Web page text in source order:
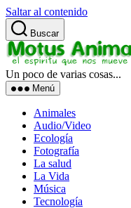
Saltar al contenido
Buscar
Un poco de varias cosas...
Menú
Animales
Audio/Video
Ecología
Fotografía
La salud
La Vida
Música
Tecnología